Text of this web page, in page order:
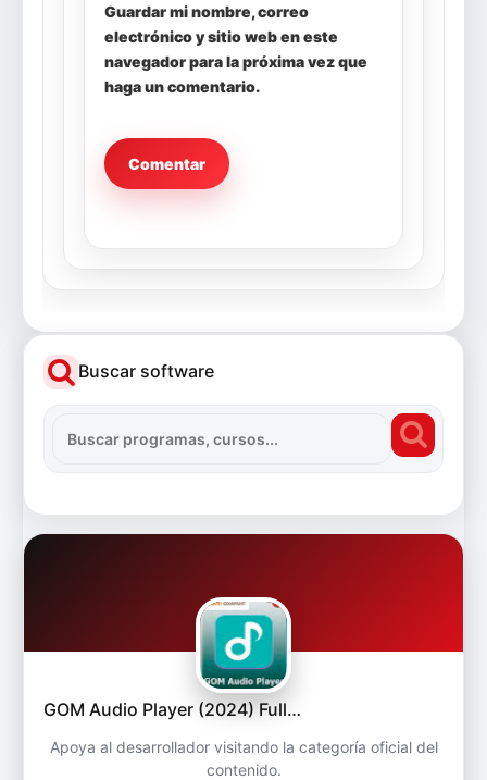
Guardar mi nombre, correo
electrónico y sitio web en este
navegador para la próxima vez que
haga un comentario.
Buscar software
GOM Audio Player (2024) Full…
Apoya al desarrollador visitando la categoría oficial del
contenido.